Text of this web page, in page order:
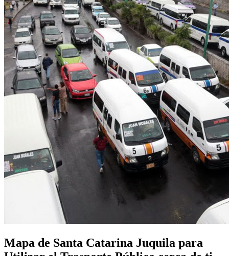
Mapa de Santa Catarina Juquila para